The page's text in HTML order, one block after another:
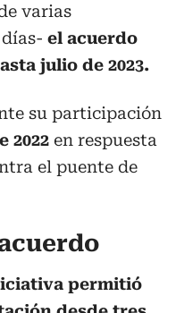
varias
el acuerdo
julio de 2023.
su participación
2022 en respuesta
el puente de
permitió